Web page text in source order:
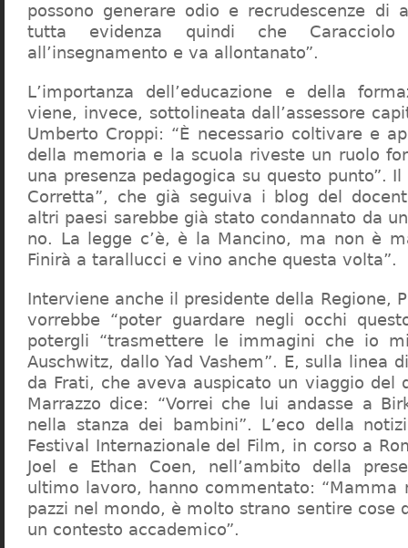
possono generare odio e recrudescenze di
tutta evidenza quindi che
all’insegnamento e va allontanato”.
L’importanza dell’educazione e della
viene, invece, sottolineata dall’assessore
Umberto Croppi: “È necessario coltivare e
della memoria e la scuola riveste un ruolo
una presenza pedagogica su questo punto”.
Corretta”, che già seguiva i blog del
altri paesi sarebbe già stato condannato da
no. La legge c’è, è la Mancino, ma non è
Finirà a tarallucci e vino anche questa volta”.
Interviene anche il presidente della Regione,
vorrebbe “poter guardare negli occhi
potergli “trasmettere le immagini che io
Auschwitz, dallo Yad Vashem”. E, sulla linea
da Frati, che aveva auspicato un viaggio del
Marrazzo dice: “Vorrei che lui andasse a
nella stanza dei bambini”. L’eco della
Festival Internazionale del Film, in corso a
Joel e Ethan Coen, nell’ambito della
ultimo lavoro, hanno commentato: “Mamma
pazzi nel mondo, è molto strano sentire cose
un contesto accademico”.